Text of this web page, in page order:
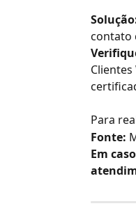
contato
Para
Fonte:
Em